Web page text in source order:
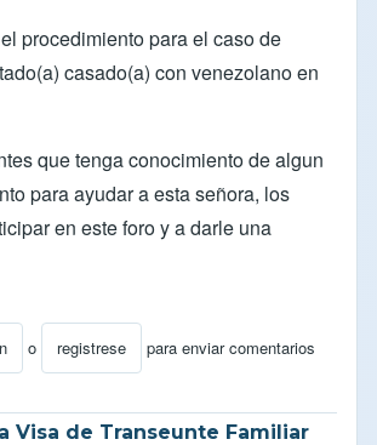
procedimiento para el caso de
casado(a) con venezolano en
que tenga conocimiento de algun
para ayudar a esta señora, los
en este foro y a darle una
o registrese para enviar comentarios
a Obtencion de Visa Y Cedula!por
Visa de Transeunte Familiar